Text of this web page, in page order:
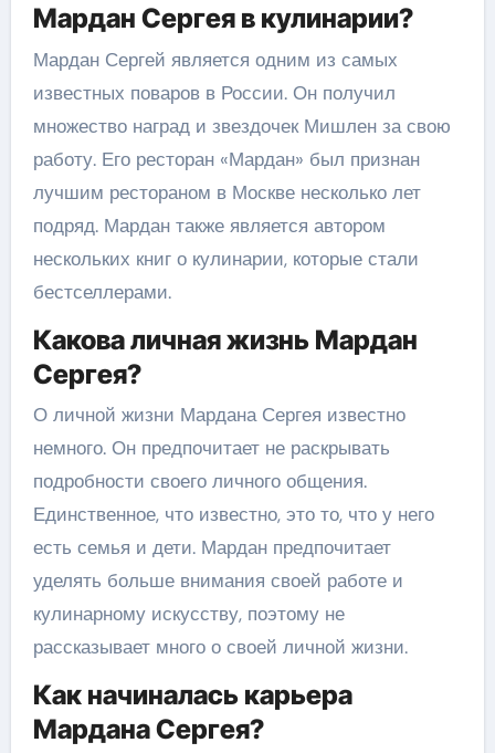
Мардан Сергея в кулинарии?
Мардан Сергей является одним из самых
известных поваров в России. Он получил
множество наград и звездочек Мишлен за свою
работу. Его ресторан «Мардан» был признан
лучшим рестораном в Москве несколько лет
подряд. Мардан также является автором
нескольких книг о кулинарии, которые стали
бестселлерами.
Какова личная жизнь Мардан
Сергея?
О личной жизни Мардана Сергея известно
немного. Он предпочитает не раскрывать
подробности своего личного общения.
Единственное, что известно, это то, что у него
есть семья и дети. Мардан предпочитает
уделять больше внимания своей работе и
кулинарному искусству, поэтому не
рассказывает много о своей личной жизни.
Как начиналась карьера
Мардана Сергея?